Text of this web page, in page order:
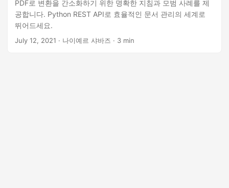
PDF로 변환을 간소화하기 위한 명확한 지침과 모범 사례를 제
공합니다. Python REST API로 효율적인 문서 관리의 세계로
뛰어드세요.
July 12, 2021 · 나이예르 샤바즈 · 3 min